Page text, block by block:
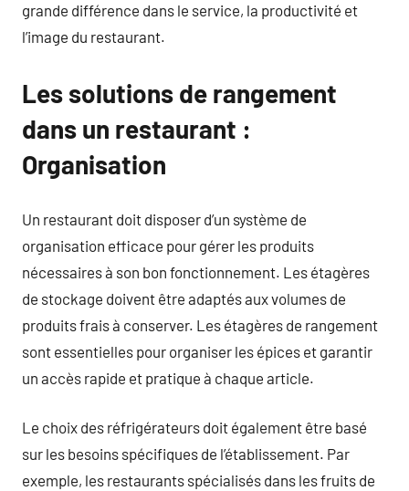
grande différence dans le service, la productivité et
l’image du restaurant.
Les solutions de rangement
dans un restaurant :
Organisation
Un restaurant doit disposer d’un système de
organisation efficace pour gérer les produits
nécessaires à son bon fonctionnement. Les étagères
de stockage doivent être adaptés aux volumes de
produits frais à conserver. Les étagères de rangement
sont essentielles pour organiser les épices et garantir
un accès rapide et pratique à chaque article.
Le choix des réfrigérateurs doit également être basé
sur les besoins spécifiques de l’établissement. Par
exemple, les restaurants spécialisés dans les fruits de